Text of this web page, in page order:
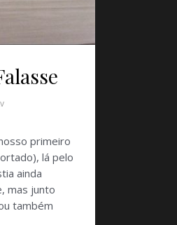
primeiro
lá pelo
ainda
mas junto
também